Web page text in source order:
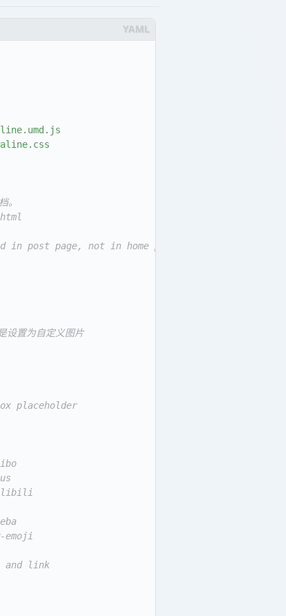
。
post page, not in home page
设置为自定义图片
placeholder
emoji
and link